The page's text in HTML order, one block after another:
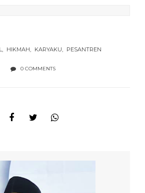
HIKMAH KARYAKU PESANTREN
0 COMMENTS